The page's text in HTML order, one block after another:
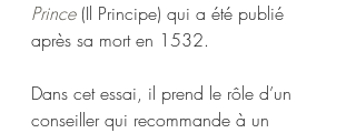
Prince (Il Principe) qui a été publié
après sa mort en 1532.
Dans cet essai, il prend le rôle d’un
conseiller qui recommande à un